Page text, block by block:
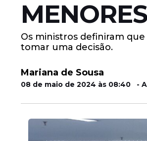
Os ministros definiram
tomar uma decisão.
Mariana de Sousa
08 de maio de 2024 às 08:40 -